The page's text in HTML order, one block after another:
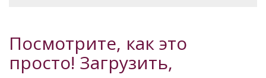
Посмотрите, как это
просто! Загрузить,